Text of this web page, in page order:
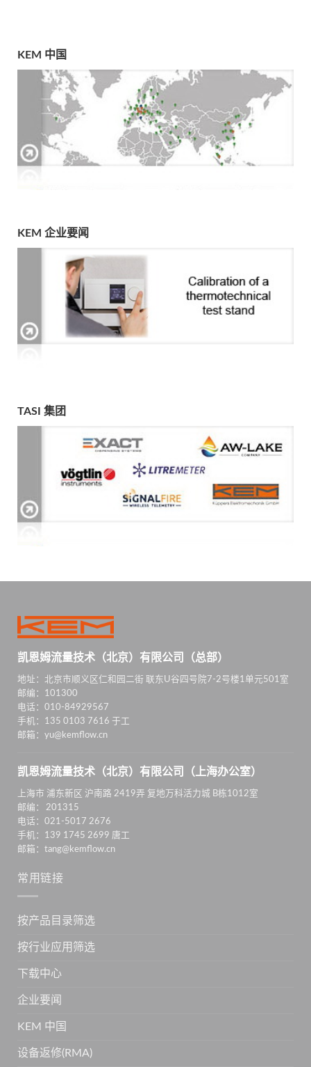
KEM 中国
KEM 企业要闻
TASI 集团
凯恩姆流量技术（北京）有限公司（总部）
地址：北京市顺义区仁和园二街 联东U谷四号院7-2号楼1单元501室
邮编：101300
电话：010-84929567
手机：135 0103 7616 于工
邮箱：yu@kemflow.cn
凯恩姆流量技术（北京）有限公司（上海办公室）
上海市 浦东新区 沪南路 2419弄 复地万科活力城 B栋1012室
邮编： 201315
电话：021-5017 2676
手机：139 1745 2699 唐工
邮箱：tang@kemflow.cn
常用链接
按产品目录筛选
按行业应用筛选
下载中心
企业要闻
KEM 中国
设备返修(RMA)